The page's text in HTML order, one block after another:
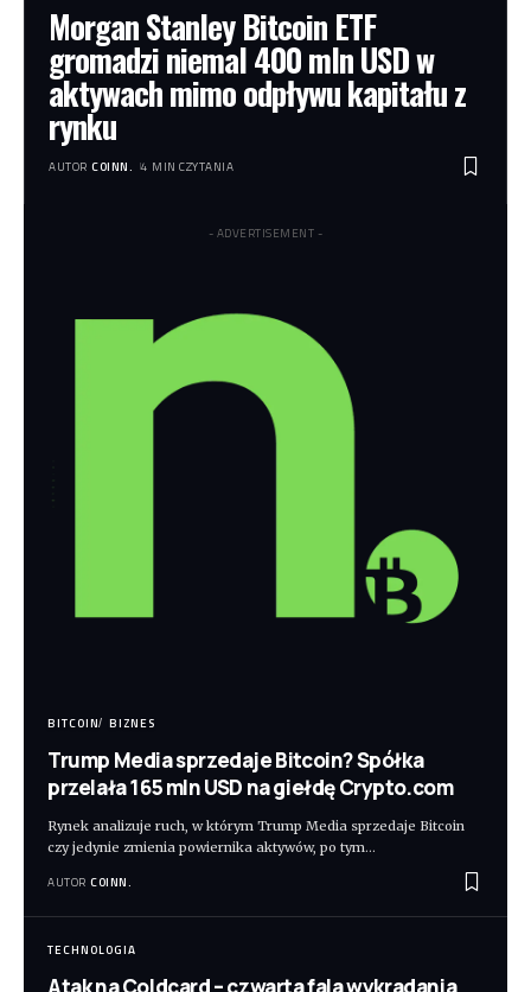
Morgan Stanley Bitcoin ETF
gromadzi niemal 400 mln USD w
aktywach mimo odpływu kapitału z
rynku
AUTOR COINN. 4 MIN CZYTANIA
- ADVERTISEMENT -
BITCOIN BIZNES
Trump Media sprzedaje Bitcoin? Spółka
przelała 165 mln USD na giełdę Crypto.com
Rynek analizuje ruch, w którym Trump Media sprzedaje Bitcoin
czy jedynie zmienia powiernika aktywów, po tym…
AUTOR COINN.
TECHNOLOGIA